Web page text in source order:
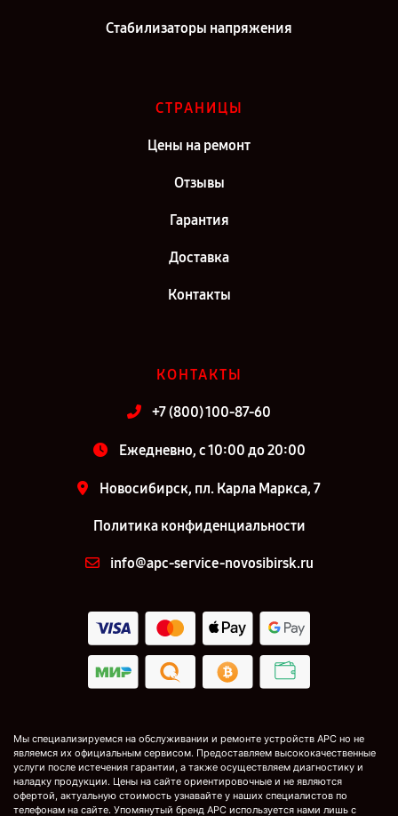
Стабилизаторы напряжения
СТРАНИЦЫ
Цены на ремонт
Отзывы
Гарантия
Доставка
Контакты
КОНТАКТЫ
+7 (800) 100-87-60
Ежедневно, с 10:00 до 20:00
Новосибирск, пл. Карла Маркса, 7
Политика конфиденциальности
info@apc-service-novosibirsk.ru
Мы специализируемся на обслуживании и ремонте устройств APC но не
являемся их официальным сервисом. Предоставляем высококачественные
услуги после истечения гарантии, а также осуществляем диагностику и
наладку продукции. Цены на сайте ориентировочные и не являются
офертой, актуальную стоимость узнавайте у наших специалистов по
телефонам на сайте. Упомянутый бренд APC используется нами лишь с